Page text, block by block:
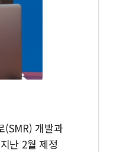
(SMR) 개발과
난 2월 제정